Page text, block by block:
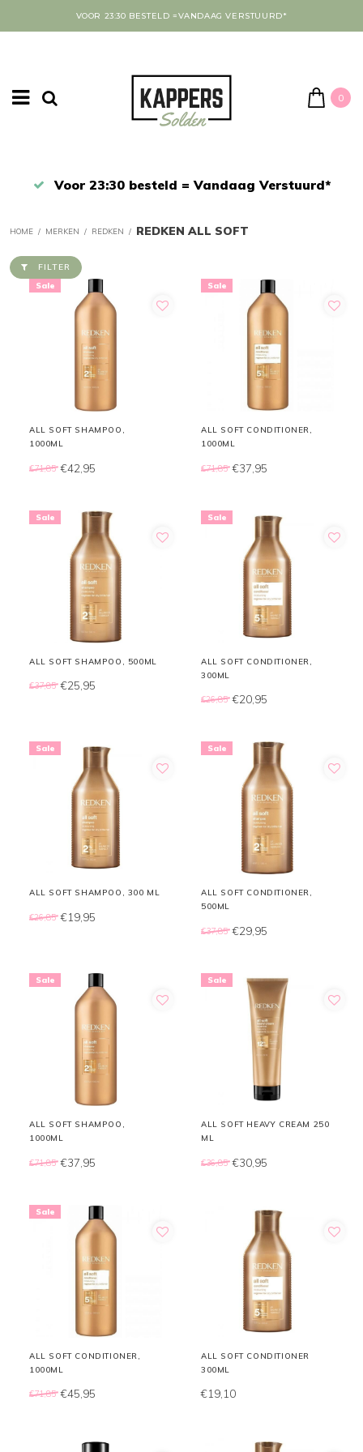
VOOR 23:30 BESTELD =VANDAAG VERSTUURD*
0
Afrekenen in een veilige omgeving
HOME / MERKEN / REDKEN / REDKEN ALL SOFT
FILTER
Sale
ALL SOFT SHAMPOO,
1000ML
€71,85 €42,95
Sale
ALL SOFT CONDITIONER,
1000ML
€71,85 €37,95
Sale
ALL SOFT SHAMPOO, 500ML
€37,85 €25,95
Sale
ALL SOFT CONDITIONER,
300ML
€26,85 €20,95
Sale
ALL SOFT SHAMPOO, 300 ML
€26,85 €19,95
Sale
ALL SOFT CONDITIONER,
500ML
€37,85 €29,95
Sale
ALL SOFT SHAMPOO,
1000ML
€71,85 €37,95
Sale
ALL SOFT HEAVY CREAM 250
ML
€36,85 €30,95
Sale
ALL SOFT CONDITIONER,
1000ML
€71,85 €45,95
ALL SOFT CONDITIONER
300ML
€19,10